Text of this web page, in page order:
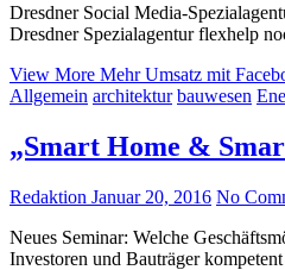
Dresdner Social Media-
Dresdner Spezialagentur flexhelp
View More Mehr Umsatz mit
Allgemein architektur bauwesen
„Smart Home &
Redaktion Januar 20, 2016 No
Neues Seminar: Welche
Investoren und Bauträger